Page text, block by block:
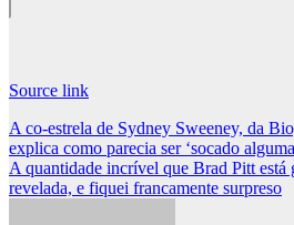
Source link
Post
navigation
A co-estrela de Sydney Sweeney, da
explica como parecia ser ‘socado
A quantidade incrível que Brad Pitt está
revelada, e fiquei francamente surpreso